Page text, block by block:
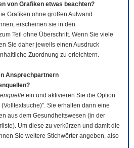
von Grafiken etwas beachten?
Grafiken ohne großen Aufwand
erscheinen sie in den
Teil ohne Überschrift. Wenn Sie viele
Sie daher jeweils einen Ausdruck
Zuordnung zu erleichtern.
Ansprechpartnern
ein und aktivieren Sie die Option
Sie erhalten dann eine
aus dem Gesundheitswesen (in der
Um diese zu verkürzen und damit die
Sie weitere Stichwörter angeben, also